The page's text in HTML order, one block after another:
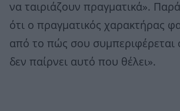
να ταιριάζουν πραγματικά».
ότι ο πραγματικός χαρακτήρας
από το πώς σου συμπεριφέρεται
δεν παίρνει αυτό που θέλει».